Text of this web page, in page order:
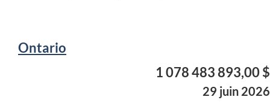
Ontario
1 078 483 893,00 $
29 juin 2026